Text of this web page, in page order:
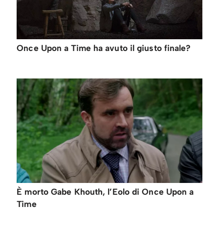
Once Upon a Time ha avuto il giusto finale?
È morto Gabe Khouth, l’Eolo di Once Upon a
Time